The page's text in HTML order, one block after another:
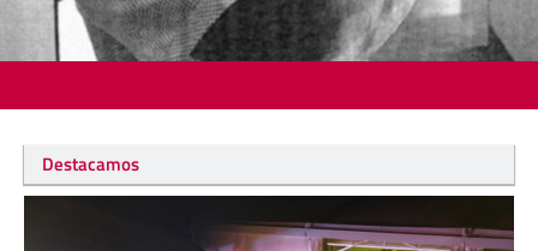
Destacamos